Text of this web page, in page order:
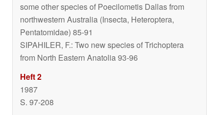
some other species of Poecilometis Dallas from
northwestern Australia (Insecta, Heteroptera,
Pentatomidae) 85-91
SIPAHILER, F.: Two new species of Trichoptera
from North Eastern Anatolia 93-96
Heft 2
1987
S. 97-208